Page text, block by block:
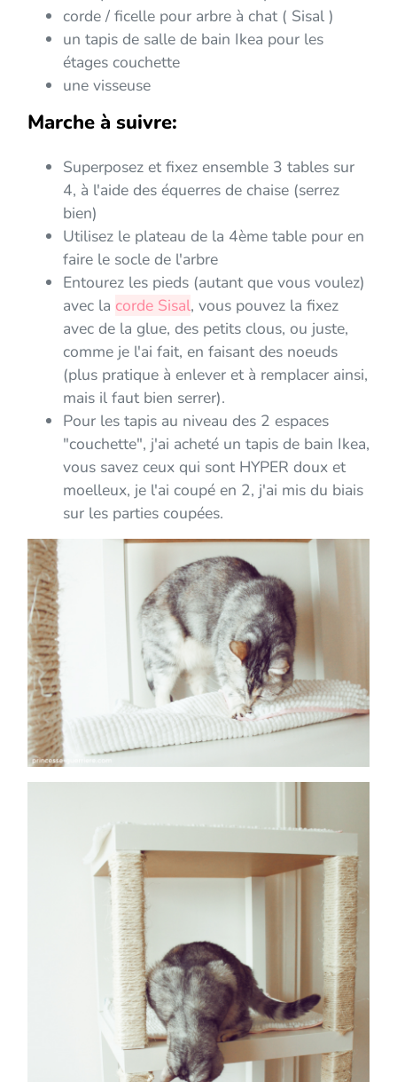
corde / ficelle pour arbre à chat ( Sisal )
un tapis de salle de bain Ikea pour les
étages couchette
une visseuse
Marche à suivre:
Superposez et fixez ensemble 3 tables sur
4, à l'aide des équerres de chaise (serrez
bien)
Utilisez le plateau de la 4ème table pour en
faire le socle de l'arbre
Entourez les pieds (autant que vous voulez)
avec la corde Sisal, vous pouvez la fixez
avec de la glue, des petits clous, ou juste,
comme je l'ai fait, en faisant des noeuds
(plus pratique à enlever et à remplacer ainsi,
mais il faut bien serrer).
Pour les tapis au niveau des 2 espaces
"couchette", j'ai acheté un tapis de bain Ikea,
vous savez ceux qui sont HYPER doux et
moelleux, je l'ai coupé en 2, j'ai mis du biais
sur les parties coupées.